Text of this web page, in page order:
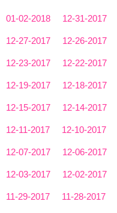
01-02-2018 12-31-2017
12-27-2017 12-26-2017
12-23-2017 12-22-2017
12-19-2017 12-18-2017
12-15-2017 12-14-2017
12-11-2017 12-10-2017
12-07-2017 12-06-2017
12-03-2017 12-02-2017
11-29-2017 11-28-2017